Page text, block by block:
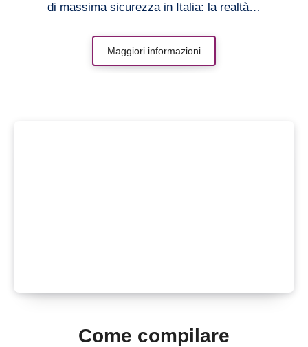
di massima sicurezza in Italia: la realtà…
Maggiori informazioni
Come compilare